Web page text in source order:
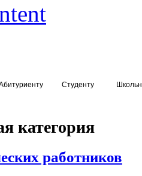
Студенту
категория
работников